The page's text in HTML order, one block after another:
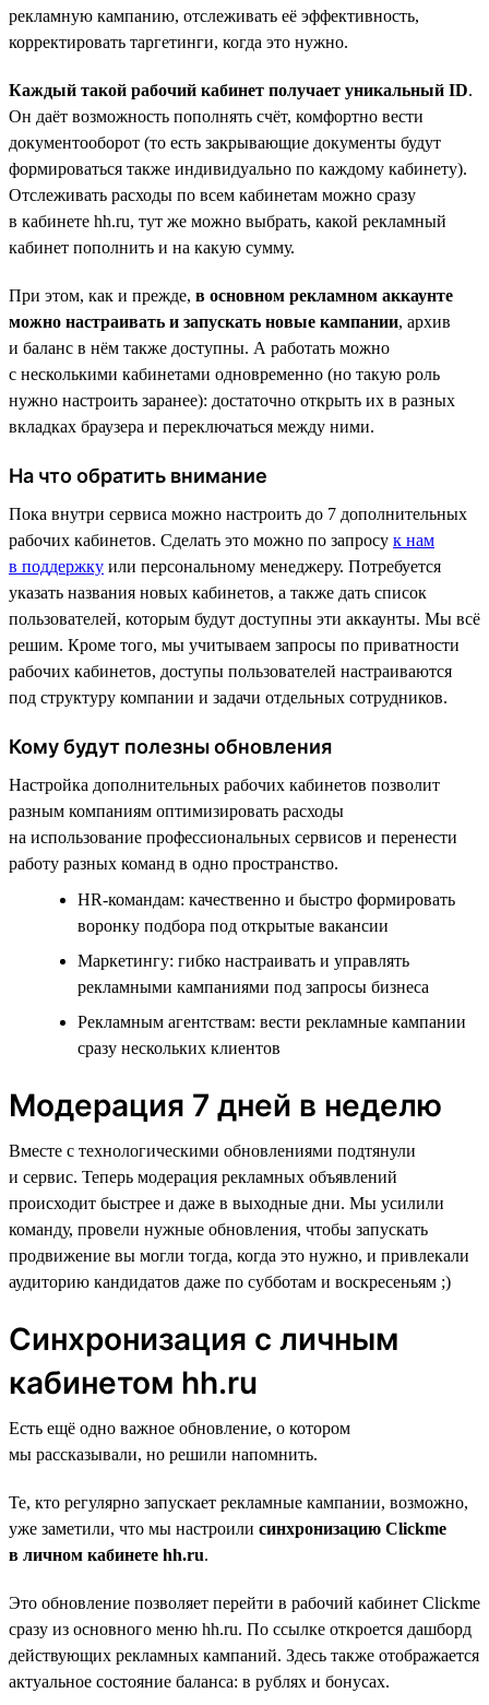
рекламную кампанию, отслеживать её эффективность,
корректировать таргетинги, когда это нужно.
Каждый такой рабочий кабинет получает уникальный ID.
Он даёт возможность пополнять счёт, комфортно вести
документооборот (то есть закрывающие документы будут
формироваться также индивидуально по каждому кабинету).
Отслеживать расходы по всем кабинетам можно сразу
в кабинете hh.ru, тут же можно выбрать, какой рекламный
кабинет пополнить и на какую сумму.
При этом, как и прежде, в основном рекламном аккаунте
можно настраивать и запускать новые кампании, архив
и баланс в нём также доступны. А работать можно
с несколькими кабинетами одновременно (но такую роль
нужно настроить заранее): достаточно открыть их в разных
вкладках браузера и переключаться между ними.
На что обратить внимание
Пока внутри сервиса можно настроить до 7 дополнительных
рабочих кабинетов. Сделать это можно по запросу к нам
в поддержку или персональному менеджеру. Потребуется
указать названия новых кабинетов, а также дать список
пользователей, которым будут доступны эти аккаунты. Мы всё
решим. Кроме того, мы учитываем запросы по приватности
рабочих кабинетов, доступы пользователей настраиваются
под структуру компании и задачи отдельных сотрудников.
Кому будут полезны обновления
Настройка дополнительных рабочих кабинетов позволит
разным компаниям оптимизировать расходы
на использование профессиональных сервисов и перенести
работу разных команд в одно пространство.
HR-командам: качественно и быстро формировать
воронку подбора под открытые вакансии
Маркетингу: гибко настраивать и управлять
рекламными кампаниями под запросы бизнеса
Рекламным агентствам: вести рекламные кампании
сразу нескольких клиентов
Модерация 7 дней в неделю
Вместе с технологическими обновлениями подтянули
и сервис. Теперь модерация рекламных объявлений
происходит быстрее и даже в выходные дни. Мы усилили
команду, провели нужные обновления, чтобы запускать
продвижение вы могли тогда, когда это нужно, и привлекали
аудиторию кандидатов даже по субботам и воскресеньям ;)
Синхронизация c личным
кабинетом hh.ru
Есть ещё одно важное обновление, о котором
мы рассказывали, но решили напомнить.
Те, кто регулярно запускает рекламные кампании, возможно,
уже заметили, что мы настроили синхронизацию Clickme
в личном кабинете hh.ru.
Это обновление позволяет перейти в рабочий кабинет Clickme
сразу из основного меню hh.ru. По ссылке откроется дашборд
действующих рекламных кампаний. Здесь также отображается
актуальное состояние баланса: в рублях и бонусах.